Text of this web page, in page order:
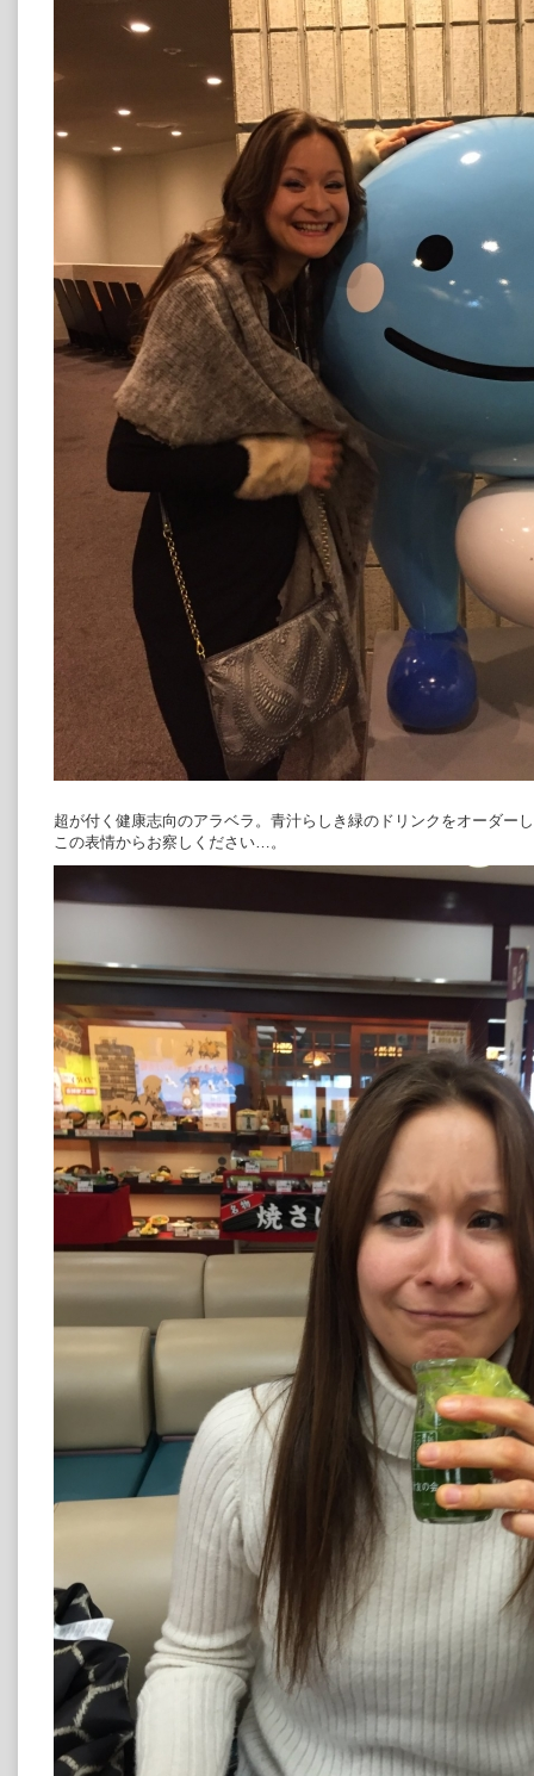
超が付く健康志向のアラベラ。青汁らしき緑のドリンクをオーダー
この表情からお察しください…。